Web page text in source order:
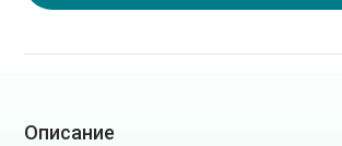
Описание